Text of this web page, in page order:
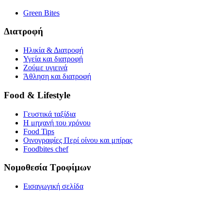
Green Bites
Διατροφή
Ηλικία & Διατροφή
Υγεία και διατροφή
Ζούμε υγιεινά
Άθληση και διατροφή
Food & Lifestyle
Γευστικά ταξίδια
Η μηχανή του χρόνου
Food Tips
Οινογραφίες Περί οίνου και μπίρας
Foodbites chef
Νομοθεσία Τροφίμων
Εισαγωγική σελίδα